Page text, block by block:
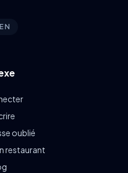
EN
oublié
restaurant